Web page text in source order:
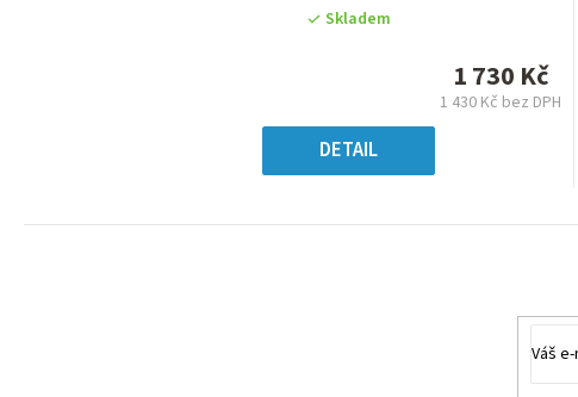
produktu
5
hvězdiček.
Skladem
1 730 Kč
1 430 Kč bez DPH
DETAIL